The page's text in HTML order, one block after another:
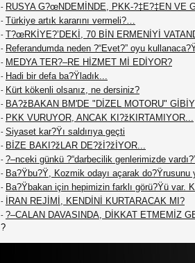
- RUSYA G?œNDEMİNDE, PKK-?‡E?‡EN VE
- Türkiye artık kararını vermeli?…
- T?œRKİYE?’DEKİ, 70 BİN ERMENİYİ
- Referandumda neden ?“Evet?” oyu
- MEDYA TER?–RE HİZMET Mİ EDİYOR?
- Hadi bir defa ba?Ÿladık...
- Kürt kökenli olsanız, ne dersiniz?
- BA?žBAKAN BM'DE "DİZEL MOTORU"
- PKK VURUYOR, ANCAK KI?žKIRTAMIYOR...
- Siyaset kar?Ÿı saldırıya geçti
- BİZE BAKI?žLAR DE?žİ?žİYOR...
- ?–nceki günkü ?“darbecilik genlerimizde
- Ba?Ÿbu?Ÿ, Kozmik odayı açarak do?Ÿrusunu
- Ba?Ÿbakan için hepimizin farklı görü?Ÿü var.
- İRAN REJİMİ, KENDİNİ KURTARACAK MI?
- ?–CALAN DAVASINDA, DİKKAT ETMEMİZ
?